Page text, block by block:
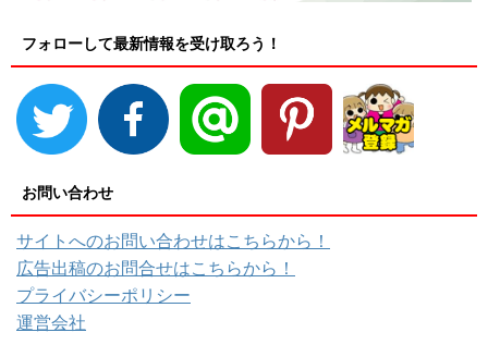
フォローして最新情報を受け取ろう！
お問い合わせ
サイトへのお問い合わせはこちらから！
広告出稿のお問合せはこちらから！
プライバシーポリシー
運営会社